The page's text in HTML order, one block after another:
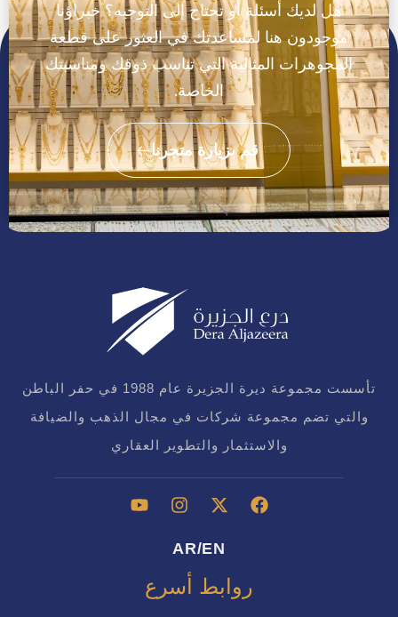
هل لديك أسئلة أو تحتاج إلى التوجيه؟ خبراؤنا
موجودون هنا لمساعدتك في العثور على قطعة
المجوهرات المثالية التي تناسب ذوقك ومناسبتك
الخاصة.
قم بزيارة متجرنا
تأسست مجموعة ديرة الجزيرة عام 1988 في حفر الباطن
والتي تضم مجموعة شركات في مجال الذهب والضيافة
والاستثمار والتطوير العقاري
EN
/
AR
روابط أسرع